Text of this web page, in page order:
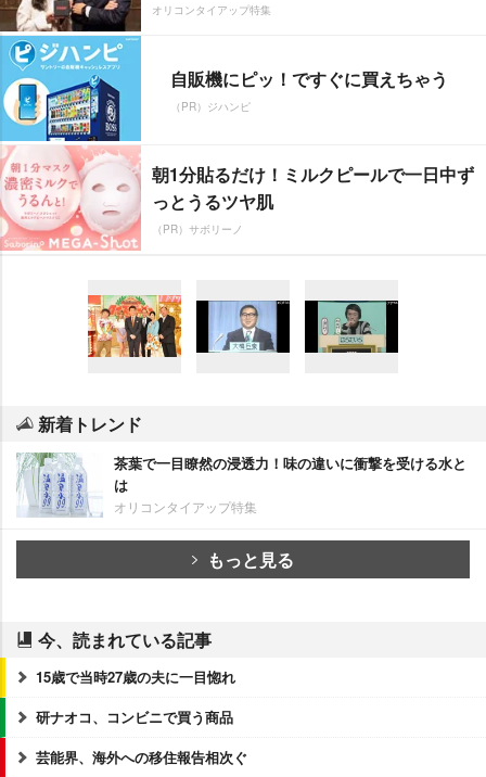
オリコンタイアップ特集
自販機にピッ！ですぐに買えちゃう
（PR）ジハンピ
朝1分貼るだけ！ミルクピールで一日中ず
っとうるツヤ肌
（PR）サボリーノ
新着トレンド
茶葉で一目瞭然の浸透力！味の違いに衝撃を受ける水と
は
オリコンタイアップ特集
もっと見る
今、読まれている記事
15歳で当時27歳の夫に一目惚れ
研ナオコ、コンビニで買う商品
芸能界、海外への移住報告相次ぐ